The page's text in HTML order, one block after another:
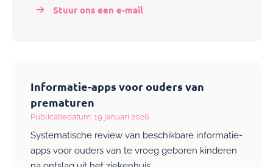
Stuur ons een e-mail
Informatie-apps voor ouders van
prematuren
Publicatiedatum: 19 januari 2026
Systematische review van beschikbare informatie-
apps voor ouders van te vroeg geboren kinderen